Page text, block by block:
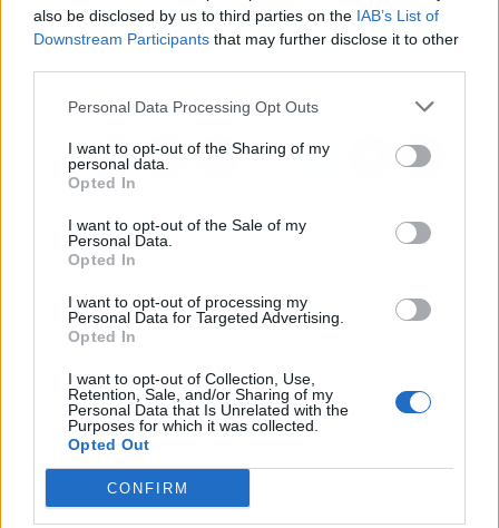
also be disclosed by us to third parties on the IAB’s List of
Downstream Participants that may further disclose it to other
Personal Data Processing Opt Outs
I want to opt-out of the Sharing of my
personal data.
Opted In
I want to opt-out of the Sale of my
Personal Data.
Opted In
I want to opt-out of processing my
Personal Data for Targeted Advertising.
Opted In
I want to opt-out of Collection, Use,
Retention, Sale, and/or Sharing of my
Personal Data that Is Unrelated with the
Purposes for which it was collected.
Opted Out
CONFIRM
Detienen en un buque español a
hombre que atacó con un cuchillo
internacionales
curado"